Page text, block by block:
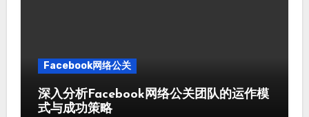
Facebook网络公关
深入分析Facebook网络公关团队的运作模
式与成功策略